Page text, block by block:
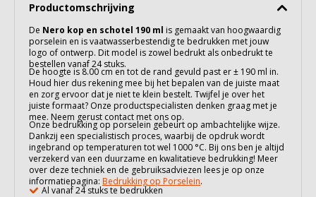
Productomschrijving
De Nero kop en schotel 190 ml is gemaakt van hoogwaardig
porselein en is vaatwasserbestendig te bedrukken met jouw
logo of ontwerp. Dit model is zowel bedrukt als onbedrukt te
bestellen vanaf 24 stuks.
De hoogte is 8.00 cm en tot de rand gevuld past er ± 190 ml in.
Houd hier dus rekening mee bij het bepalen van de juiste maat
en zorg ervoor dat je niet te klein bestelt. Twijfel je over het
juiste formaat? Onze productspecialisten denken graag met je
mee. Neem gerust contact met ons op.
Onze bedrukking op porselein gebeurt op ambachtelijke wijze.
Dankzij een specialistisch proces, waarbij de opdruk wordt
ingebrand op temperaturen tot wel 1000 °C. Bij ons ben je altijd
verzekerd van een duurzame en kwalitatieve bedrukking! Meer
over deze techniek en de gebruiksadviezen lees je op onze
informatiepagina: Bedrukking op Porselein.
Al vanaf 24 stuks te bedrukken